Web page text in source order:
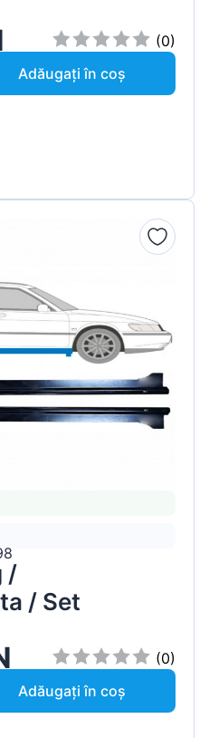
(0)
Adăugați în coș
/
/ Set
(0)
Adăugați în coș